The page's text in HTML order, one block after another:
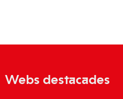
Webs destacades